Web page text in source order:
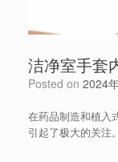
洁净室手套
Posted on 2024
在药品制造和植入
引起了极大的关注